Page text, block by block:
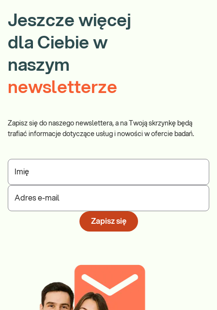
Jeszcze więcej
dla Ciebie w
naszym
newsletterze
Zapisz się do naszego newslettera, a na Twoją skrzynkę będą
trafiać informacje dotyczące usług i nowości w ofercie badań.
Imię
Adres e-mail
Zapisz się